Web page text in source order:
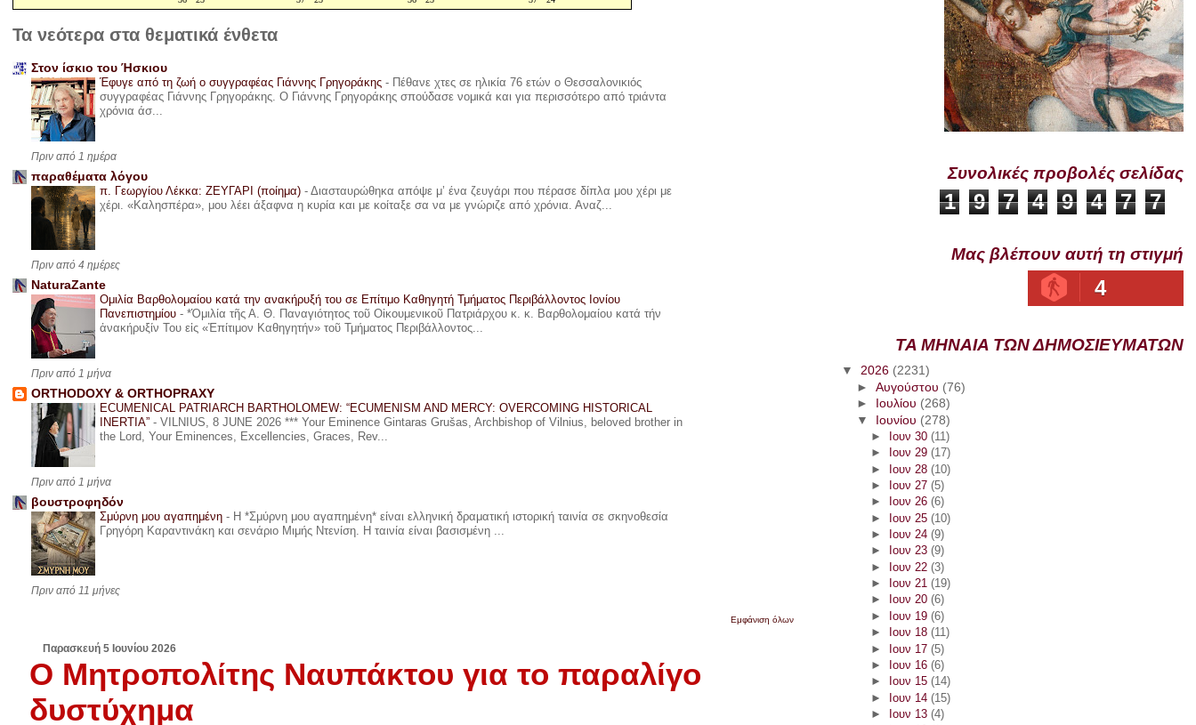
Τα νεότερα στα θεματικά ένθετα
Στον ίσκιο του Ήσκιου
Έφυγε από τη ζωή ο συγγραφέας Γιάννης Γρηγοράκης - Πέθανε χτες σε ηλικία 76 ετών ο Θεσσαλονικιός
συγγραφέας Γιάννης Γρηγοράκης. Ο Γιάννης Γρηγοράκης σπούδασε νομικά και για περισσότερο από τριάντα
χρόνια άσ...
Πριν από 1 ημέρα
παραθέματα λόγου
π. Γεωργίου Λέκκα: ΖΕΥΓΑΡΙ (ποίημα) - Διασταυρώθηκα απόψε μ’ ένα ζευγάρι που πέρασε δίπλα μου χέρι με
χέρι. «Καλησπέρα», μου λέει άξαφνα η κυρία και με κοίταξε σα να με γνώριζε από χρόνια. Αναζ...
Πριν από 4 ημέρες
NaturaZante
Ομιλία Βαρθολομαίου κατά την ανακήρυξή του σε Επίτιμο Καθηγητή Τμήματος Περιβάλλοντος Ιονίου
Πανεπιστημίου - *Ὁμιλία τῆς Α. Θ. Παναγιότητος τοῦ Οἰκουμενικοῦ Πατριάρχου κ. κ. Βαρθολομαίου κατά τήν
ἀνακήρυξίν Του εἰς «Ἐπίτιμον Καθηγητήν» τοῦ Τμήματος Περιβάλλοντος...
Πριν από 1 μήνα
ORTHODOXY & ORTHOPRAXY
ECUMENICAL PATRIARCH BARTHOLOMEW: “ECUMENISM AND MERCY: OVERCOMING HISTORICAL
INERTIA” - VILNIUS, 8 JUNE 2026 *** Your Eminence Gintaras Grušas, Archbishop of Vilnius, beloved brother in
the Lord, Your Eminences, Excellencies, Graces, Rev...
Πριν από 1 μήνα
βουστροφηδόν
Σμύρνη μου αγαπημένη - Η *Σμύρνη μου αγαπημένη* είναι ελληνική δραματική ιστορική ταινία σε σκηνοθεσία
Γρηγόρη Καραντινάκη και σενάριο Μιμής Ντενίση. Η ταινία είναι βασισμένη ...
Πριν από 11 μήνες
Εμφάνιση όλων
Παρασκευή 5 Ιουνίου 2026
Ο Μητροπολίτης Ναυπάκτου για το παραλίγο
δυστύχημα
Συνολικές προβολές σελίδας
1 9 7 4 9 4 7 7
Μας βλέπουν αυτή τη στιγμή
4
ΤΑ ΜΗΝΑΙΑ ΤΩΝ ΔΗΜΟΣΙΕΥΜΑΤΩΝ
▼2026 (2231)
► Αυγούστου (76)
►
Ιουλίου (268)
▼ Ιουνίου (278)
►
Ιουν 30 (11)
►
Ιουν 29 (17)
► Ιουν 28 (10)
►
Ιουν 27 (5)
►
Ιουν 26 (6)
► Ιουν 25 (10)
►
Ιουν 24 (9)
►
Ιουν 23 (9)
► Ιουν 22 (3)
►
Ιουν 21 (19)
►
Ιουν 20 (6)
►
Ιουν 19 (6)
►
Ιουν 18 (11)
► Ιουν 17 (5)
►
Ιουν 16 (6)
►
Ιουν 15 (14)
► Ιουν 14 (15)
►
Ιουν 13 (4)